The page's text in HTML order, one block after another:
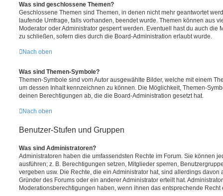
Was sind geschlossene Themen?
Geschlossene Themen sind Themen, in denen nicht mehr geantwortet
laufende Umfrage, falls vorhanden, beendet wurde. Themen können aus
Moderator oder Administrator gesperrt werden. Eventuell hast du auch die
zu schließen, sofern dies durch die Board-Administration erlaubt wurde.
Nach oben
Was sind Themen-Symbole?
Themen-Symbole sind vom Autor ausgewählte Bilder, welche mit einem
um dessen Inhalt kennzeichnen zu können. Die Möglichkeit, Themen-
deinen Berechtigungen ab, die die Board-Administration gesetzt hat.
Nach oben
Benutzer-Stufen und Gruppen
Was sind Administratoren?
Administratoren haben die umfassendsten Rechte im Forum. Sie können
ausführen; z. B. Berechtigungen setzen, Mitglieder sperren,
vergeben usw. Die Rechte, die ein Administrator hat, sind allerdings
Gründer des Forums oder ein anderer Administrator erteilt hat.
Moderationsberechtigungen haben, wenn ihnen das entsprechende Recht